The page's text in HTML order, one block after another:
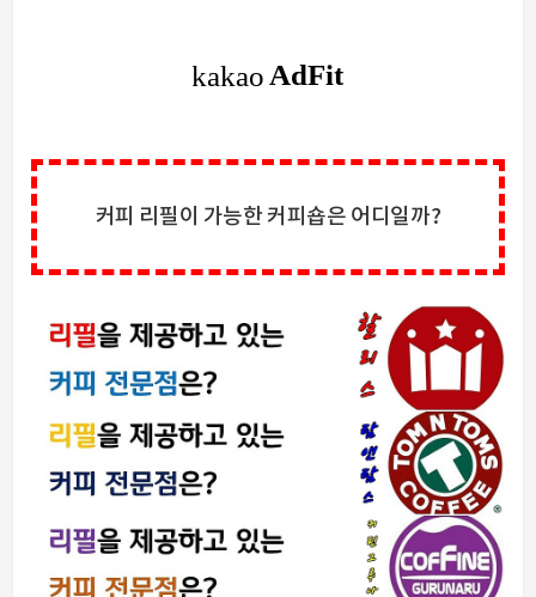
커피 리필이 가능한 커피숍은 어디일까?